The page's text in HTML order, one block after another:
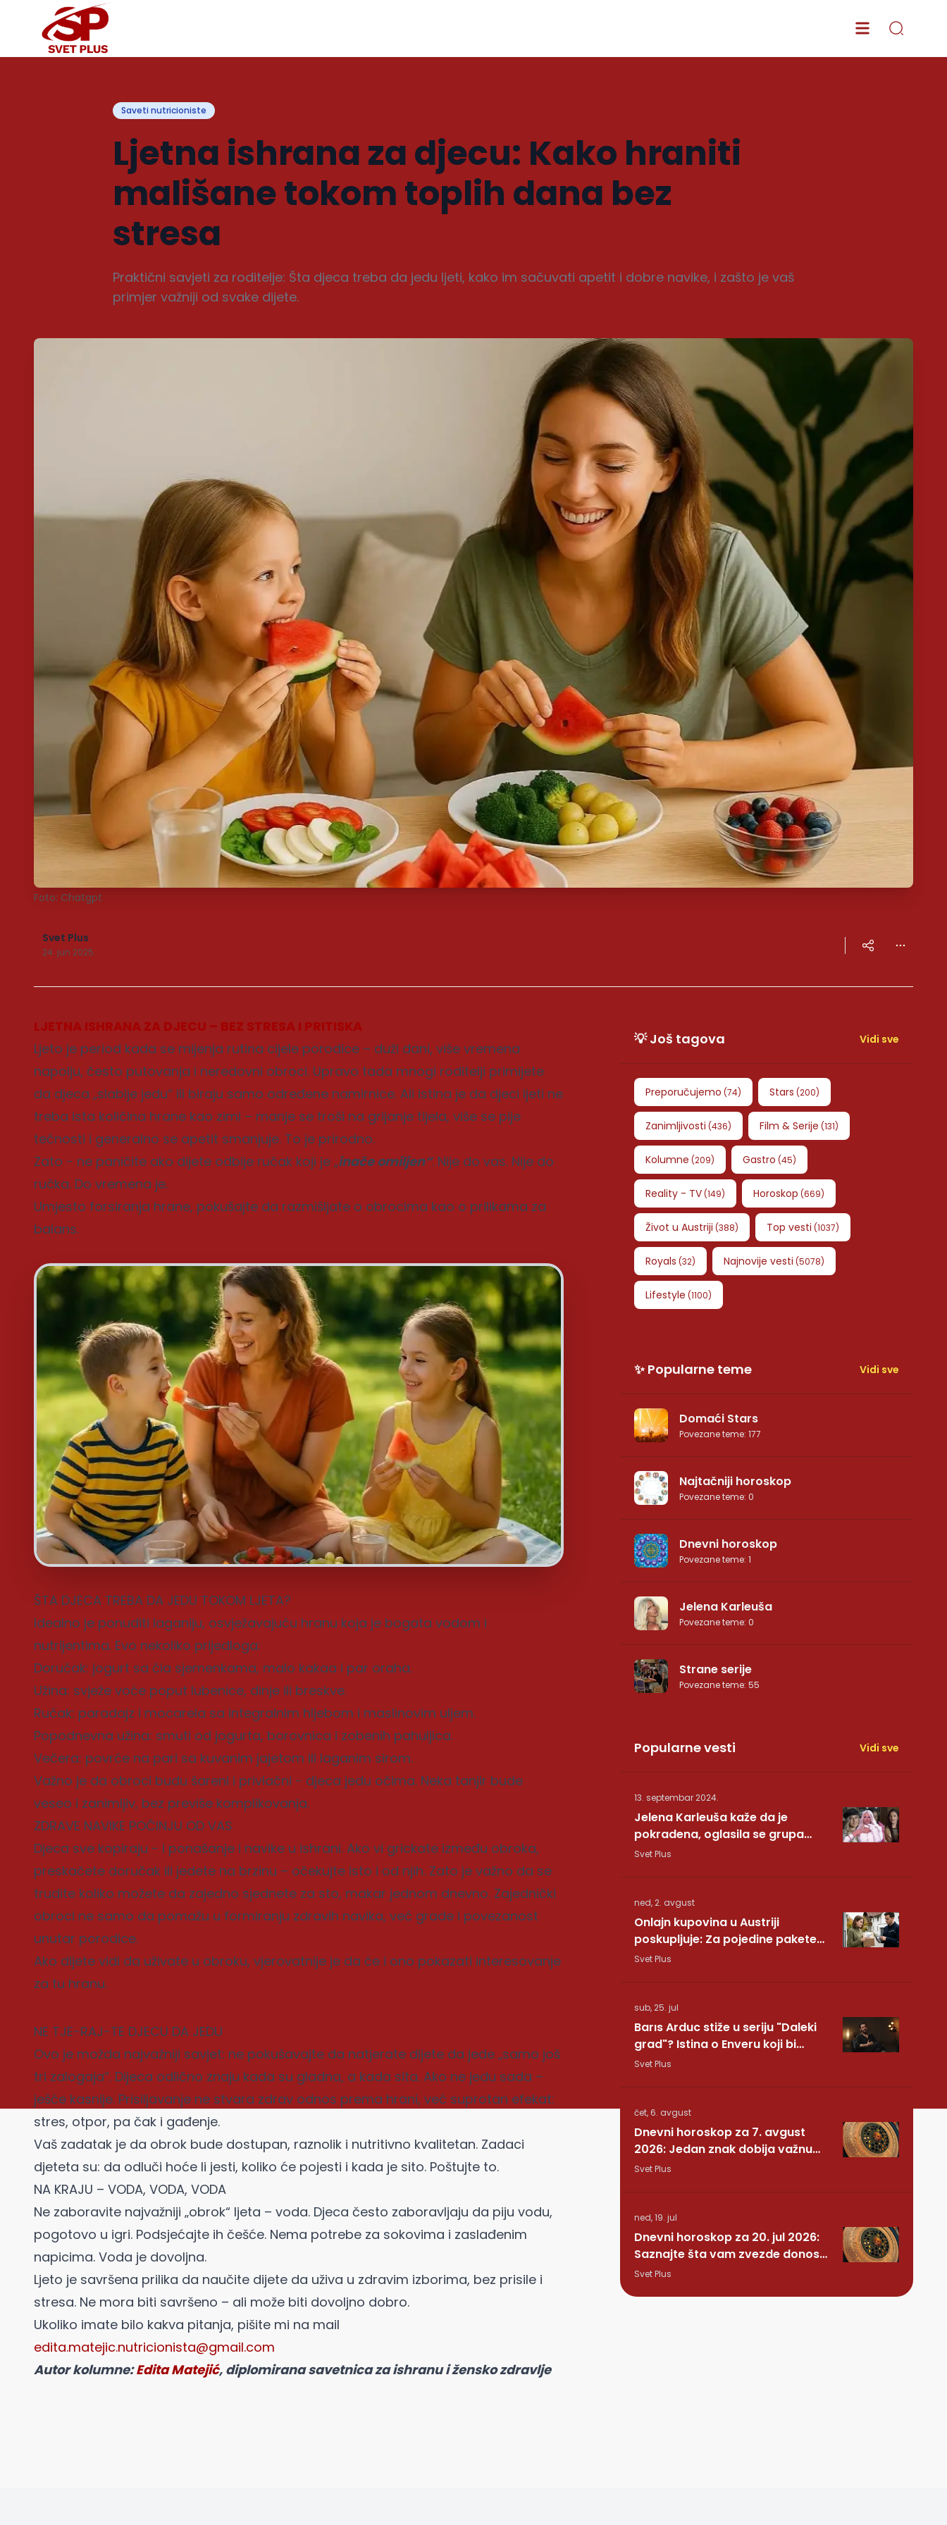
Saveti nutricioniste
Ljetna ishrana za djecu: Kako hraniti
mališane tokom toplih dana bez
stresa
Praktični savjeti za roditelje: Šta djeca treba da jedu ljeti, kako im sačuvati apetit i dobre navike, i zašto je vaš
primjer važniji od svake dijete.
Foto: Chatgpt
Svet Plus
24. jun 2025.
LJETNA ISHRANA ZA DJECU – BEZ STRESA I PRITISKA
Ljeto je period kada se mijenja rutina cijele porodice – duži dani, više vremena
napolju, često putovanja i neredovni obroci. Upravo tada mnogi roditelji primijete
da djeca „slabije jedu“ ili biraju samo određene namirnice. Ali istina je da djeci ljeti ne
treba ista količina hrane kao zimi – manje se troši na grijanje tijela, više se pije
tečnosti i generalno se apetit smanjuje. To je prirodno.
Zato - ne paničite ako dijete odbije ručak koji je „inače omiljen“. Nije do vas. Nije do
ručka. Do vremena je.
Umjesto forsiranja hrane, pokušajte da razmišljate o obrocima kao o prilikama za
balans.
Foto: Copilot.ai
ŠTA DJECA TREBA DA JEDU TOKOM LJETA?
Idealno je ponuditi laganiju, osvježavajuću hranu koja je bogata vodom i
nutrijentima. Evo nekoliko prijedloga:
Doručak: jogurt sa čia sjemenkama, malo kakaa i par oraha.
Užina: svježe voće poput lubenice, dinje ili breskve.
Ručak: paradajz i mocarela sa integralnim hljebom i maslinovim uljem.
Popodnevna užina: smuti od jogurta, borovnica i zobenih pahuljica.
Večera: povrće na pari sa kuvanim jajetom ili laganim sirom.
Važno je da obroci budu šareni i privlačni - djeca jedu očima. Neka tanjir bude
veseo i zanimljiv, bez previše komplikovanja.
ZDRAVE NAVIKE POČINJU OD VAS
Djeca sve kopiraju - i ponašanje i navike u ishrani. Ako vi grickate između obroka,
preskačete doručak ili jedete na brzinu – očekujte isto i od njih. Zato je važno da se
trudite koliko možete da zajedno sjednete za sto, makar jednom dnevno. Zajednički
obroci ne samo da pomažu u formiranju zdravih navika, već grade i povezanost
unutar porodice.
Ako dijete vidi da uživate u obroku, vjerovatnije je da će i ono pokazati interesovanje
za tu hranu.
NE TJE-RAJ-TE DJECU DA JEDU
Ovo je možda najvažniji savjet: ne pokušavajte da natjerate dijete da jede „samo još
tri zalogaja“. Dijeca odlično znaju kada su gladna, a kada sita. Ako ne jedu sada –
ješće kasnije. Prisiljavanje ne stvara zdrav odnos prema hrani, već suprotan efekat:
stres, otpor, pa čak i gađenje.
Vaš zadatak je da obrok bude dostupan, raznolik i nutritivno kvalitetan. Zadaci
djeteta su: da odluči hoće li jesti, koliko će pojesti i kada je sito. Poštujte to.
NA KRAJU – VODA, VODA, VODA
Ne zaboravite najvažniji „obrok“ ljeta – voda. Djeca često zaboravljaju da piju vodu,
pogotovo u igri. Podsjećajte ih češće. Nema potrebe za sokovima i zaslađenim
napicima. Voda je dovoljna.
Ljeto je savršena prilika da naučite dijete da uživa u zdravim izborima, bez prisile i
stresa. Ne mora biti savršeno – ali može biti dovoljno dobro.
Ukoliko imate bilo kakva pitanja, pišite mi na mail
edita.matejic.nutricionista@gmail.com
Autor kolumne:Edita Matejić, diplomirana savetnica za ishranu i žensko zdravlje
💡 Još tagova Vidi sve
Preporučujemo (74) Stars (200)
Zanimljivosti (436) Film & Serije (131)
Kolumne (209) Gastro (45)
Reality - TV(149) Horoskop (669)
Život u Austriji (388) Top vesti (1037)
Royals (32) Najnovije vesti (5078)
Lifestyle (1100)
✨ Popularne teme Vidi sve
Domaći Stars
Povezane teme: 177
Najtačniji horoskop
Povezane teme: 0
Dnevni horoskop
Povezane teme: 1
Jelena Karleuša
Povezane teme: 0
Strane serije
Povezane teme: 55
Popularne vesti Vidi sve
13. septembar 2024.
Jelena Karleuša kaže da je
pokradena, oglasila se grupa
Hurricane: Pesma RUNDE je naša!
Svet Plus
ned, 2. avgust
Onlajn kupovina u Austriji
poskupljuje: Za pojedine pakete
dodatnih 7,40 evra
Svet Plus
sub, 25. jul
Barıs Arduc stiže u seriju "Daleki
grad"? Istina o Enveru koji bi
mogao da promeni sve
Svet Plus
čet, 6. avgust
Dnevni horoskop za 7. avgust
2026: Jedan znak dobija važnu
vest, drugom se vraća osoba iz
Svet Plus
ned, 19. jul
Dnevni horoskop za 20. jul 2026:
Saznajte šta vam zvezde donose
ovog ponedeljka
Svet Plus